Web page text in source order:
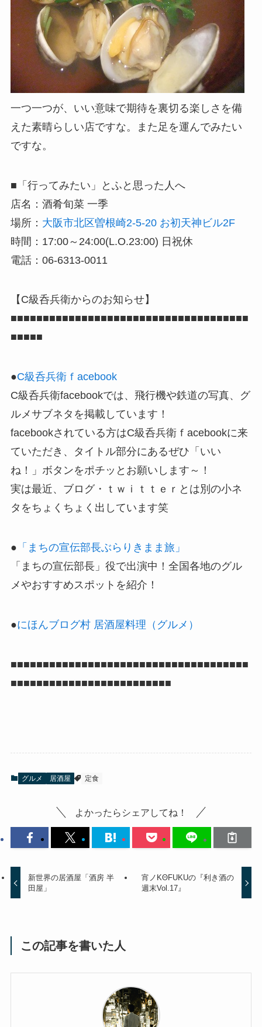
一つ一つが、いい意味で期待を裏切る楽しさを備
えた素晴らしい店ですな。また足を運んでみたい
ですな。
■「行ってみたい」とふと思った人へ
店名：酒肴旬菜 一季
場所： 大阪市北区曽根崎2-5-20 お初天神ビル2F
時間：17:00～24:00(L.O.23:00) 日祝休
電話：06-6313-0011
【C級呑兵衛からのお知らせ】
■■■■■■■■■■■■■■■■■■■■■■■■■■■■■■■■■■■■■
■■■■■
●C級呑兵衛ｆacebook
C級呑兵衛facebookでは、飛行機や鉄道の写真、グ
ルメサブネタを掲載しています！
facebookされている方はC級呑兵衛ｆacebookに来
ていただき、タイトル部分にあるぜひ「いい
ね！」ボタンをポチッとお願いします～！
実は最近、ブログ・ｔｗｉｔｔｅｒとは別の小ネ
タをちょくちょく出しています笑
● 「まちの宣伝部長ぶらりきまま旅」
「まちの宣伝部長」役で出演中！全国各地のグル
メやおすすめスポットを紹介！
●にほんブログ村 居酒屋料理（グルメ）
■■■■■■■■■■■■■■■■■■■■■■■■■■■■■■■■■■■■■
■■■■■■■■■■■■■■■■■■■■■■■■■
グルメ 居酒屋 定食
よかったらシェアしてね！
新世界の居酒屋「酒房 半
田屋」
宵ノKΘFUKUの『利き酒の
週末Vol.17』
この記事を書いた人